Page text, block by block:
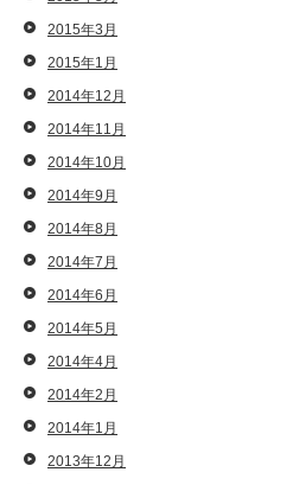
2015年3月
2015年1月
2014年12月
2014年11月
2014年10月
2014年9月
2014年8月
2014年7月
2014年6月
2014年5月
2014年4月
2014年2月
2014年1月
2013年12月